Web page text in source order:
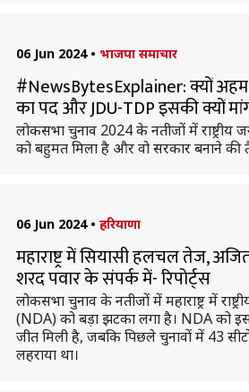
06 Jun 2024 • भाजपा समाचार
#NewsBytesExplainer: क्यों
का पद और JDU-TDP इसकी क्यों
लोकसभा चुनाव 2024 के नतीजों में राष्ट्रीय
को बहुमत मिला है और वो सरकार बनाने की
06 Jun 2024 • हरियाणा
महाराष्ट्र में सियासी हलचल तेज,
शरद पवार के संपर्क में- रिपोर्ट्स
लोकसभा चुनाव के नतीजों में महाराष्ट्र में
(NDA) को बड़ा झटका लगा है। NDA को
जीत मिली है, जबकि पिछले चुनावों में 43
लहराया था।